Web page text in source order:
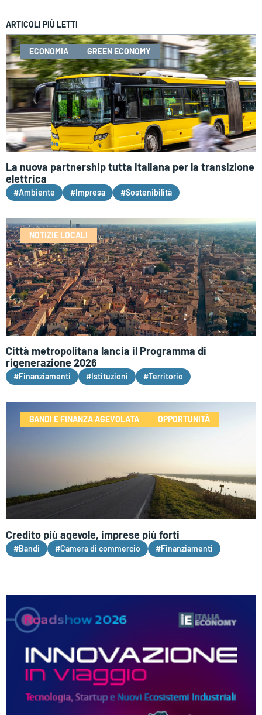
ARTICOLI PIÙ LETTI
ECONOMIA GREEN ECONOMY
La nuova partnership tutta italiana per la transizione
elettrica
#Ambiente #Impresa #Sostenibilità
NOTIZIE LOCALI
Città metropolitana lancia il Programma di
rigenerazione 2026
#Finanziamenti #Istituzioni #Territorio
BANDI E FINANZA AGEVOLATA OPPORTUNITÀ
Credito più agevole, imprese più forti
#Bandi #Camera di commercio #Finanziamenti